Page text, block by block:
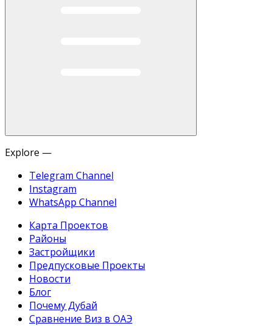
Explore —
Telegram Channel
Instagram
WhatsApp Channel
Карта Проектов
Районы
Застройщики
Предпусковые Проекты
Новости
Блог
Почему Дубай
Сравнение Виз в ОАЭ